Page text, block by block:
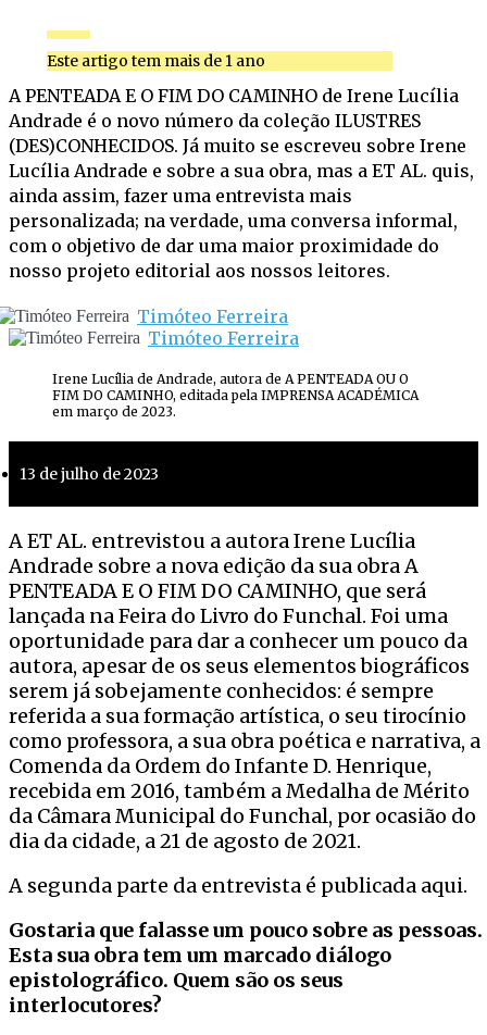
Este artigo tem mais de 1 ano
A PENTEADA E O FIM DO CAMINHO de Irene Lucília
Andrade é o novo número da coleção ILUSTRES
(DES)CONHECIDOS. Já muito se escreveu sobre Irene
Lucília Andrade e sobre a sua obra, mas a ET AL. quis,
ainda assim, fazer uma entrevista mais
personalizada; na verdade, uma conversa informal,
com o objetivo de dar uma maior proximidade do
nosso projeto editorial aos nossos leitores.
Timóteo Ferreira
Timóteo Ferreira
Irene Lucília de Andrade, autora de A PENTEADA OU O
FIM DO CAMINHO, editada pela IMPRENSA ACADÉMICA
em março de 2023.
13 de julho de 2023
A ET AL. entrevistou a autora Irene Lucília
Andrade sobre a nova edição da sua obra A
PENTEADA E O FIM DO CAMINHO, que será
lançada na Feira do Livro do Funchal. Foi uma
oportunidade para dar a conhecer um pouco da
autora, apesar de os seus elementos biográficos
serem já sobejamente conhecidos: é sempre
referida a sua formação artística, o seu tirocínio
como professora, a sua obra poética e narrativa, a
Comenda da Ordem do Infante D. Henrique,
recebida em 2016, também a Medalha de Mérito
da Câmara Municipal do Funchal, por ocasião do
dia da cidade, a 21 de agosto de 2021.
A segunda parte da entrevista é publicada aqui.
Gostaria que falasse um pouco sobre as pessoas.
Esta sua obra tem um marcado diálogo
epistolográfico. Quem são os seus
interlocutores?